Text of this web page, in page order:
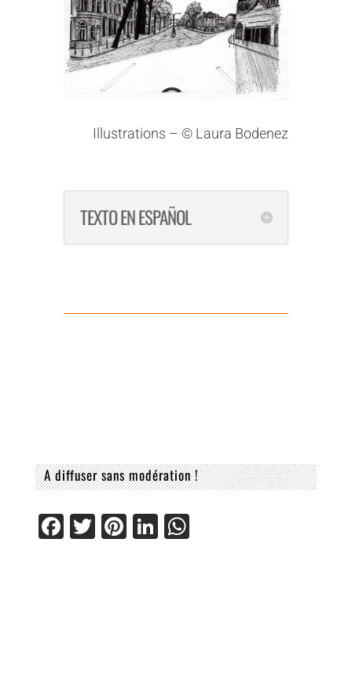
Illustrations – © Laura Bodenez
TEXTO EN ESPAÑOL
A diffuser sans modération !
Facebook
Twitter
Pinterest
LinkedIn
WhatsApp